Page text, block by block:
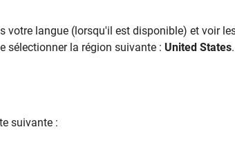
environment on the target
langue (lorsqu'il est disponible) et voir
sélectionner la région suivante : United States.
suivante :